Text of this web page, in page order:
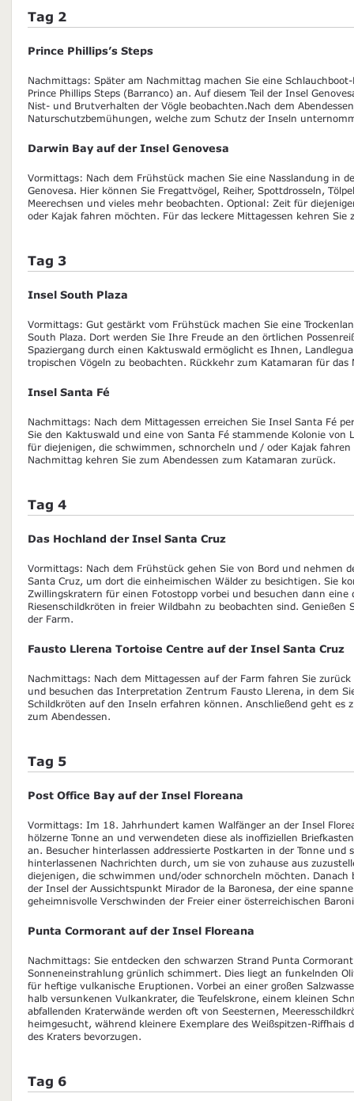
Tag 2
Prince Phillips’s Steps
Nachmittags: Später am Nachmittag machen Sie eine
Prince Phillips Steps (Barranco) an. Auf diesem Teil der Insel
Nist- und Brutverhalten der Vögle beobachten.Nach dem
Naturschutzbemühungen, welche zum Schutz der Inseln
Darwin Bay auf der Insel Genovesa
Vormittags: Nach dem Frühstück machen Sie eine Nasslandung in
Genovesa. Hier können Sie Fregattvögel, Reiher, Spottdrosseln,
Meerechsen und vieles mehr beobachten. Optional: Zeit für
oder Kajak fahren möchten. Für das leckere Mittagessen kehren Sie
Tag 3
Insel South Plaza
Vormittags: Gut gestärkt vom Frühstück machen Sie eine
South Plaza. Dort werden Sie Ihre Freude an den örtlichen
Spaziergang durch einen Kaktuswald ermöglicht es Ihnen,
tropischen Vögeln zu beobachten. Rückkehr zum Katamaran für das
Insel Santa Fé
Nachmittags: Nach dem Mittagessen erreichen Sie Insel Santa Fé
Sie den Kaktuswald und eine von Santa Fé stammende Kolonie von
für diejenigen, die schwimmen, schnorcheln und / oder Kajak
Nachmittag kehren Sie zum Abendessen zum Katamaran zurück.
Tag 4
Das Hochland der Insel Santa Cruz
Vormittags: Nach dem Frühstück gehen Sie von Bord und nehmen
Santa Cruz, um dort die einheimischen Wälder zu besichtigen. Sie
Zwillingskratern für einen Fotostopp vorbei und besuchen dann eine
Riesenschildkröten in freier Wildbahn zu beobachten sind. Genießen
der Farm.
Fausto Llerena Tortoise Centre auf der Insel Santa Cruz
Nachmittags: Nach dem Mittagessen auf der Farm fahren Sie
und besuchen das Interpretation Zentrum Fausto Llerena, in dem
Schildkröten auf den Inseln erfahren können. Anschließend geht es
zum Abendessen.
Tag 5
Post Office Bay auf der Insel Floreana
Vormittags: Im 18. Jahrhundert kamen Walfänger an der Insel
hölzerne Tonne an und verwendeten diese als inoffiziellen
an. Besucher hinterlassen addressierte Postkarten in der Tonne und
hinterlassenen Nachrichten durch, um sie von zuhause aus
diejenigen, die schwimmen und/oder schnorcheln möchten. Danach
der Insel der Aussichtspunkt Mirador de la Baronesa, der eine
geheimnisvolle Verschwinden der Freier einer österreichischen
Punta Cormorant auf der Insel Floreana
Nachmittags: Sie entdecken den schwarzen Strand Punta
Sonneneinstrahlung grünlich schimmert. Dies liegt an funkelnden
für heftige vulkanische Eruptionen. Vorbei an einer großen
halb versunkenen Vulkankrater, die Teufelskrone, einem kleinen
abfallenden Kraterwände werden oft von Seesternen,
heimgesucht, während kleinere Exemplare des Weißspitzen-Riffhais
des Kraters bevorzugen.
Tag 6